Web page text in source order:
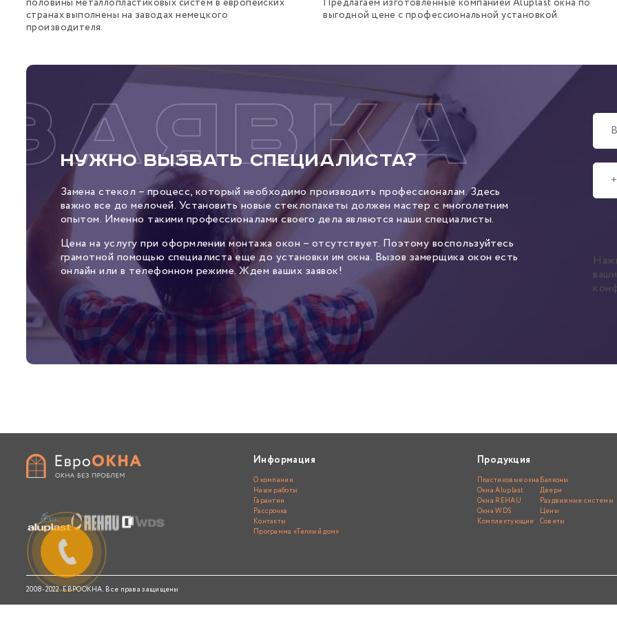
половины металлопластиковых систем в европейских
странах выполнены на заводах немецкого
производителя.
Предлагаем изготовленные компанией Aluplast окна по
выгодной цене с профессиональной установкой.
Нужно вызвать специалиста?
Замена стекол – процесс, который необходимо производить профессионалам. Здесь
важно все до мелочей. Установить новые стеклопакеты должен мастер с многолетним
опытом. Именно такими профессионалами своего дела являются наши специалисты.
Цена на услугу при оформлении монтажа окон – отсутствует. Поэтому воспользуйтесь
грамотной помощью специалиста еще до установки им окна. Вызов замерщика окон есть
онлайн или в телефонном режиме. Ждем ваших заявок!
Информация
О компании
Наши работы
Гарантии
Рассрочка
Контакты
Программа «Теплый дом»
Продукция
Пластиковые окна
Окна Aluplast
Окна REHAU
Окна WDS
Комплектующие
Балконы
Двери
Раздвижные системы
Цены
Советы
2008-2022. ЕВРООКНА. Все права защищены